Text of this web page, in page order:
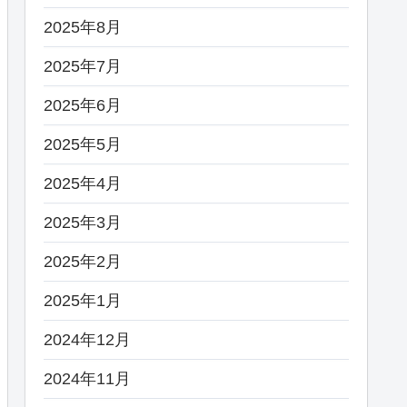
2025年8月
2025年7月
2025年6月
2025年5月
2025年4月
2025年3月
2025年2月
2025年1月
2024年12月
2024年11月